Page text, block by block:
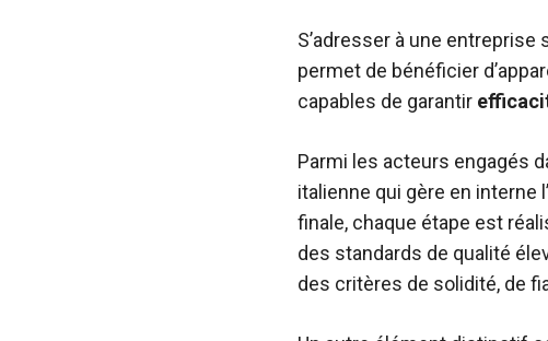
S’adresser à une
permet de bénéficier
capables de garantir
Parmi les acteurs engagés
italienne qui gère en interne
finale, chaque étape est
des standards de qualité
des critères de solidité, de